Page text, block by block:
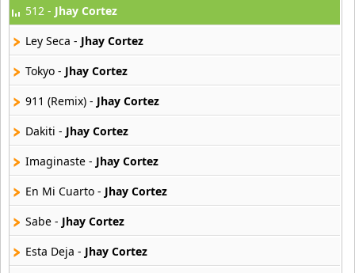
Andy Boy
42 músicas online
Angel Olmos
9 músicas online
20 músicas online
Anton La Voz De Oro
10 músicas online
Anuel Aa
257 músicas online
512 - Jhay Cortez
Ley Seca - Jhay Cortez
Tokyo - Jhay Cortez
911 (Remix) - Jhay Cortez
Dakiti - Jhay Cortez
Imaginaste - Jhay Cortez
En Mi Cuarto - Jhay Cortez
Sabe - Jhay Cortez
Esta Deja - Jhay Cortez